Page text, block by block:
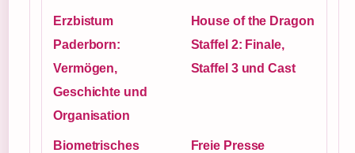
Erzbistum
Paderborn:
Vermögen,
Geschichte und
Organisation
House of the Dragon
Staffel 2: Finale,
Staffel 3 und Cast
Biometrisches
Freie Presse